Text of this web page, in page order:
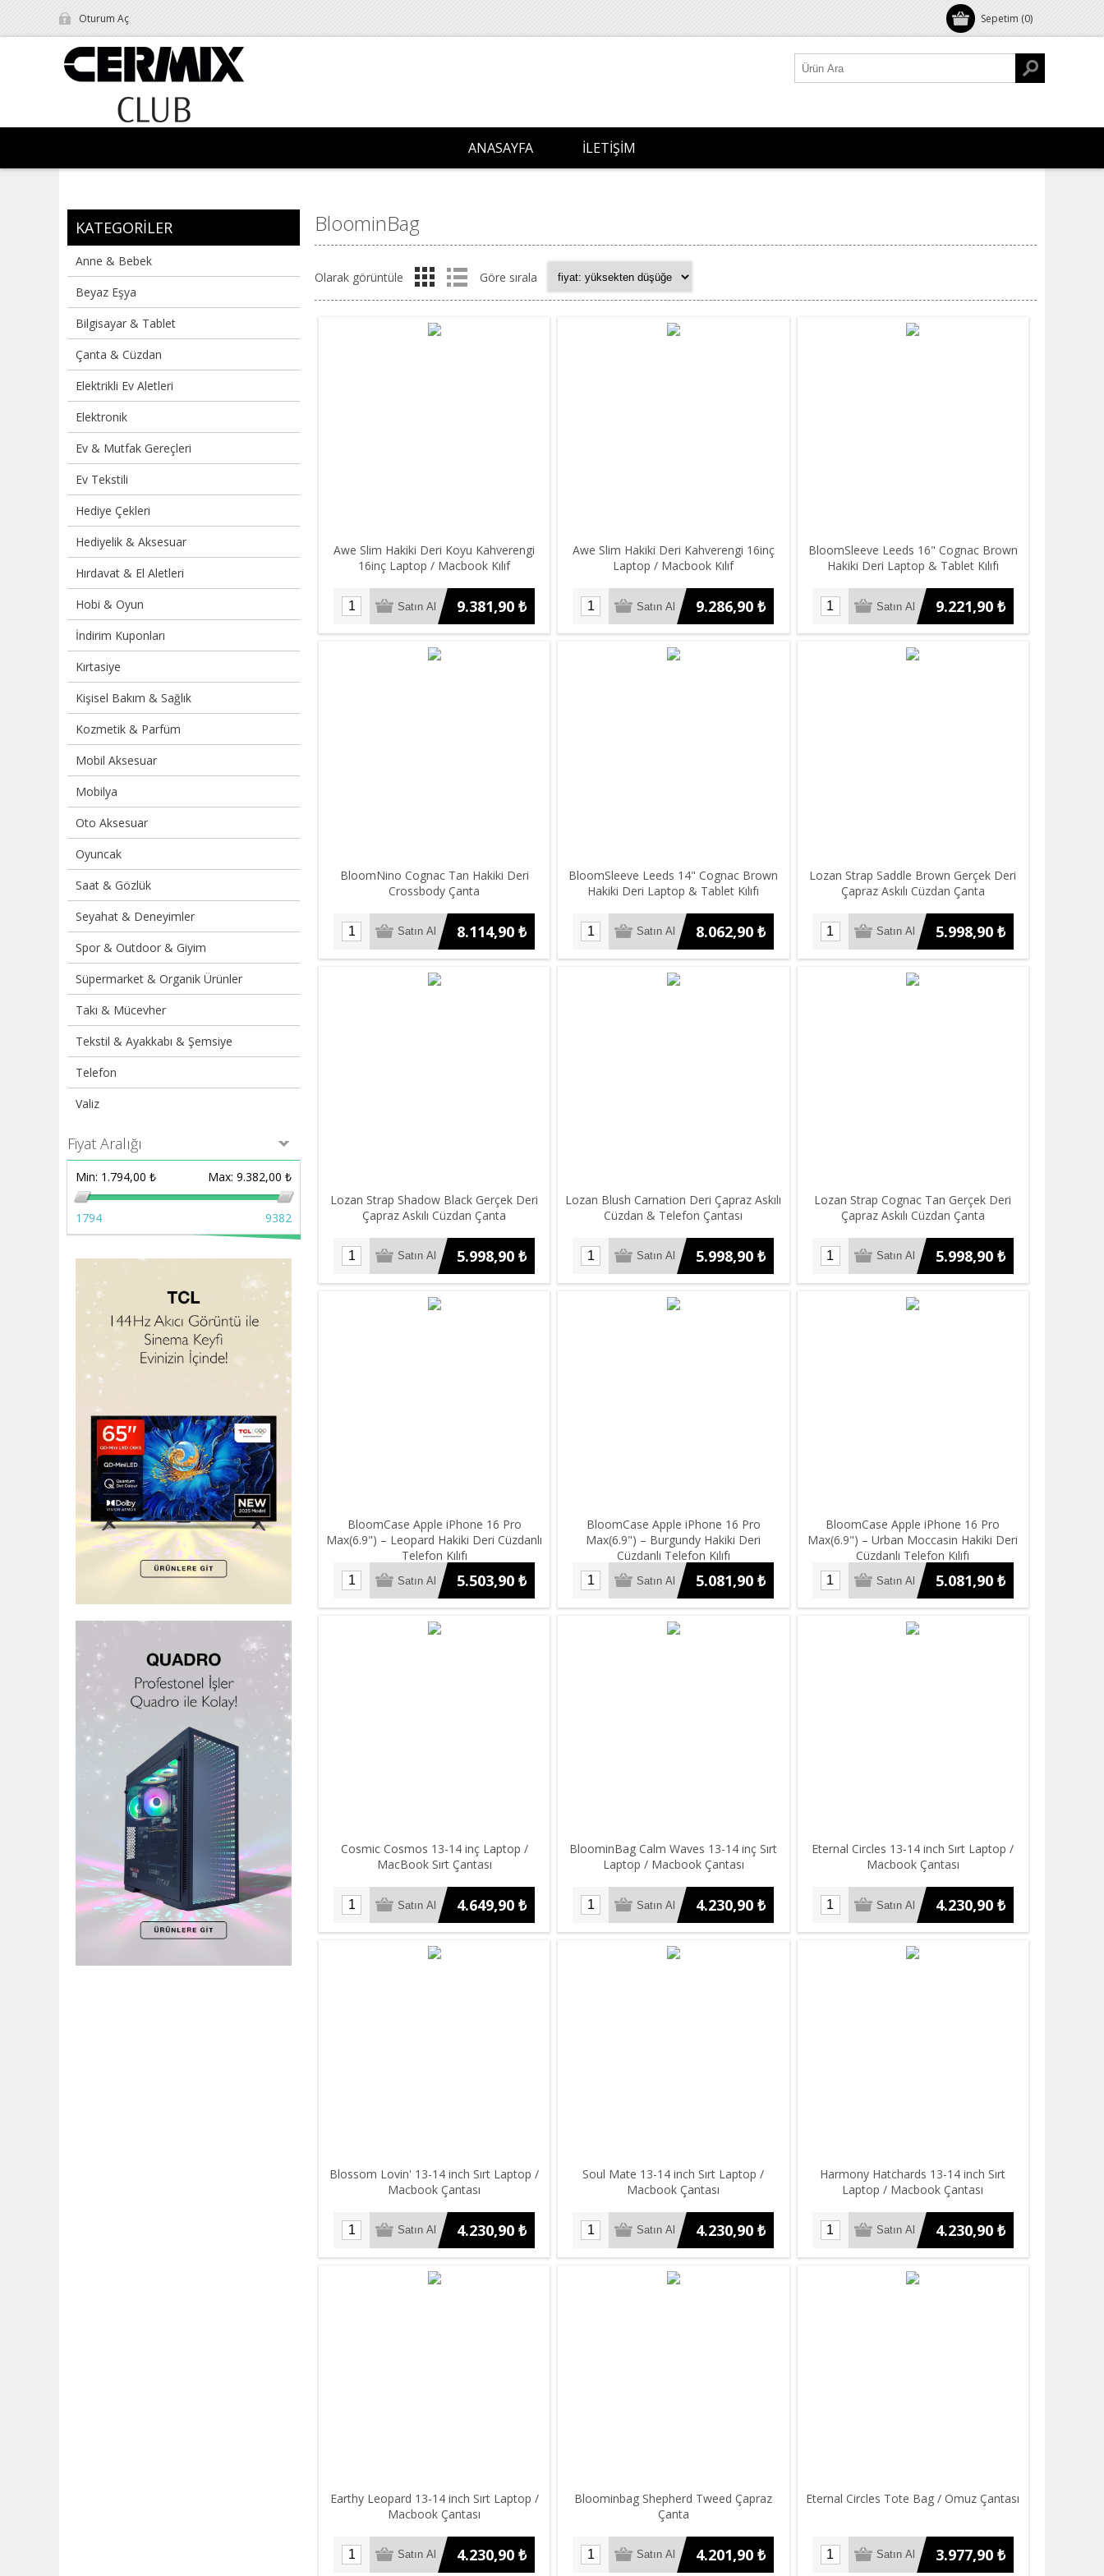
Sepetim (0)
Oturum Aç
ANASAYFA İLETIŞIM
KATEGORILER
Anne & Bebek
Beyaz Eşya
Bilgisayar & Tablet
Çanta & Cüzdan
Elektrikli Ev Aletleri
Elektronik
Ev & Mutfak Gereçleri
Ev Tekstili
Hediye Çekleri
Hediyelik & Aksesuar
Hırdavat & El Aletleri
Hobi & Oyun
İndirim Kuponları
Kırtasiye
Kişisel Bakım & Sağlık
Kozmetik & Parfüm
Mobil Aksesuar
Mobilya
Oto Aksesuar
Oyuncak
Saat & Gözlük
Seyahat & Deneyimler
Spor & Outdoor & Giyim
Süpermarket & Organik Ürünler
Takı & Mücevher
Tekstil & Ayakkabı & Şemsiye
Telefon
Valiz
Fiyat Aralığı
Min: 1.794,00 ₺ Max: 9.382,00 ₺
1794 9382
BloominBag
Olarak görüntüle Göre sırala
Awe Slim Hakiki Deri Koyu Kahverengi
16inç Laptop / Macbook Kılıf
9.381,90 ₺
Awe Slim Hakiki Deri Kahverengi 16inç
Laptop / Macbook Kılıf
9.286,90 ₺
BloomSleeve Leeds 16" Cognac Brown
Hakiki Deri Laptop & Tablet Kılıfı
9.221,90 ₺
BloomNino Cognac Tan Hakiki Deri
Crossbody Çanta
8.114,90 ₺
BloomSleeve Leeds 14" Cognac Brown
Hakiki Deri Laptop & Tablet Kılıfı
8.062,90 ₺
Lozan Strap Saddle Brown Gerçek Deri
Çapraz Askılı Cüzdan Çanta
5.998,90 ₺
Lozan Strap Shadow Black Gerçek Deri
Çapraz Askılı Cüzdan Çanta
5.998,90 ₺
Lozan Blush Carnation Deri Çapraz Askılı
Cüzdan & Telefon Çantası
5.998,90 ₺
Lozan Strap Cognac Tan Gerçek Deri
Çapraz Askılı Cüzdan Çanta
5.998,90 ₺
BloomCase Apple iPhone 16 Pro
Max(6.9") – Leopard Hakiki Deri Cüzdanlı
Telefon Kılıfı
5.503,90 ₺
BloomCase Apple iPhone 16 Pro
Max(6.9") – Burgundy Hakiki Deri
Cüzdanlı Telefon Kılıfı
5.081,90 ₺
BloomCase Apple iPhone 16 Pro
Max(6.9") – Urban Moccasin Hakiki Deri
Cüzdanlı Telefon Kılıfı
5.081,90 ₺
Cosmic Cosmos 13-14 inç Laptop /
MacBook Sırt Çantası
4.649,90 ₺
BloominBag Calm Waves 13-14 inç Sırt
Laptop / Macbook Çantası
4.230,90 ₺
Eternal Circles 13-14 inch Sırt Laptop /
Macbook Çantası
4.230,90 ₺
Blossom Lovin' 13-14 inch Sırt Laptop /
Macbook Çantası
4.230,90 ₺
Soul Mate 13-14 inch Sırt Laptop /
Macbook Çantası
4.230,90 ₺
Harmony Hatchards 13-14 inch Sırt
Laptop / Macbook Çantası
4.230,90 ₺
Earthy Leopard 13-14 inch Sırt Laptop /
Macbook Çantası
4.230,90 ₺
Bloominbag Shepherd Tweed Çapraz
Çanta
4.201,90 ₺
Eternal Circles Tote Bag / Omuz Çantası
3.977,90 ₺